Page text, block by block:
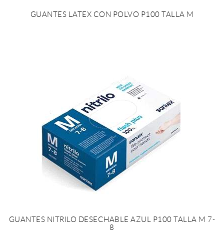
GUANTES LATEX CON POLVO P100 TALLA M
GUANTES NITRILO DESECHABLE AZUL P100 TALLA M 7-
8